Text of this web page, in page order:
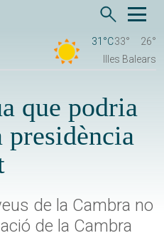
31°C33°
26°
Illes Balears
que podria
de la Cambra no
de la Cambra